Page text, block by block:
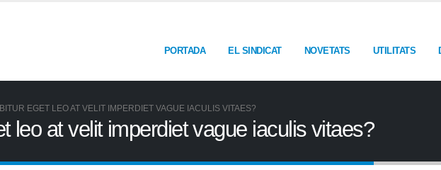
PORTADA EL SINDICAT NOVETATS UTILITATS
EGET LEO AT VELIT IMPERDIET VAGUE IACULIS VITAES?
leo at velit imperdiet vague iaculis vitaes?